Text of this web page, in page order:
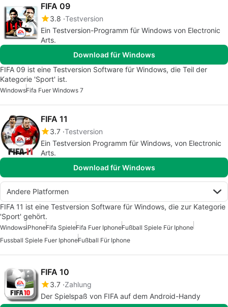
FIFA 09
3.8 Testversion
Ein Testversion-Programm für Windows von Electronic
Arts.
Download für Windows
FIFA 09 ist eine Testversion Software für Windows, die Teil der
Kategorie 'Sport' ist.
WindowsFifa Fuer Windows 7
FIFA 11
3.7 Testversion
Ein Testversion Programm für Windows, von Electronic
Arts.
Download für Windows
Andere Platformen
FIFA 11 ist eine Testversion Software für Windows, die zur Kategorie
'Sport' gehört.
WindowsiPhoneFifa SpieleFifa Fuer IphoneFußball Spiele Für Iphone
Fussball Spiele Fuer IphoneFußball Für Iphone
FIFA 10
3.7 Zahlung
Der Spielspaß von FIFA auf dem Android-Handy